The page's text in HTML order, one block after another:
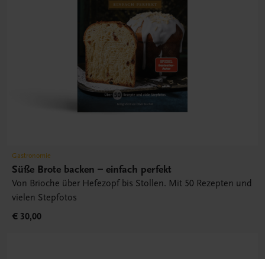
Gastronomie
Süße Brote backen – einfach perfekt
Von Brioche über Hefezopf bis Stollen. Mit 50 Rezepten und
vielen Stepfotos
€ 30,00